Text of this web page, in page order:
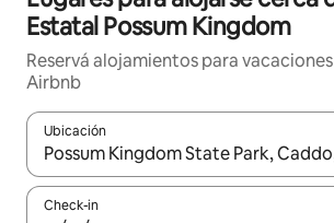
Estatal Possum Kingdom
Reservá alojamientos para
Airbnb
Ubicación
Cuando los resultados estén
Check-in